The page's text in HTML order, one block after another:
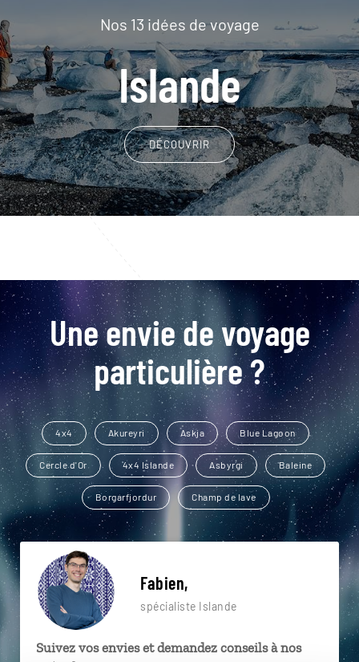
Nos 13 idées de voyage
Islande
DÉCOUVRIR
Une envie de voyage
particulière ?
4x4 Akureyri Askja Blue Lagoon
Cercle d'Or 4x4 Islande Asbyrgi Baleine
Borgarfjordur Champ de lave
Fabien,
spécialiste Islande
Suivez vos envies et demandez conseils à nos